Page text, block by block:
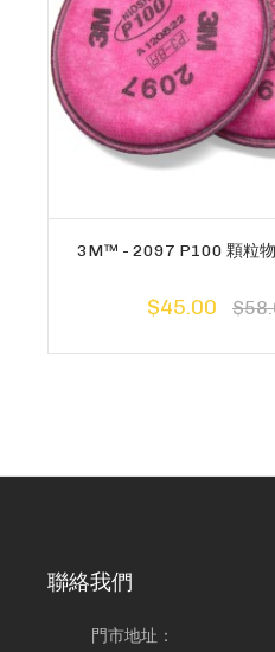
3M™ - 2097 P100 顆粒物
$45.00
聯絡我們
門市地址：